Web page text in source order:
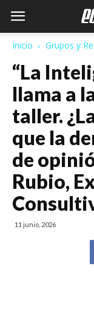
Inicio Grupos y
“La
llama a
taller.
que la
de
Rubio,
11 junio, 2026